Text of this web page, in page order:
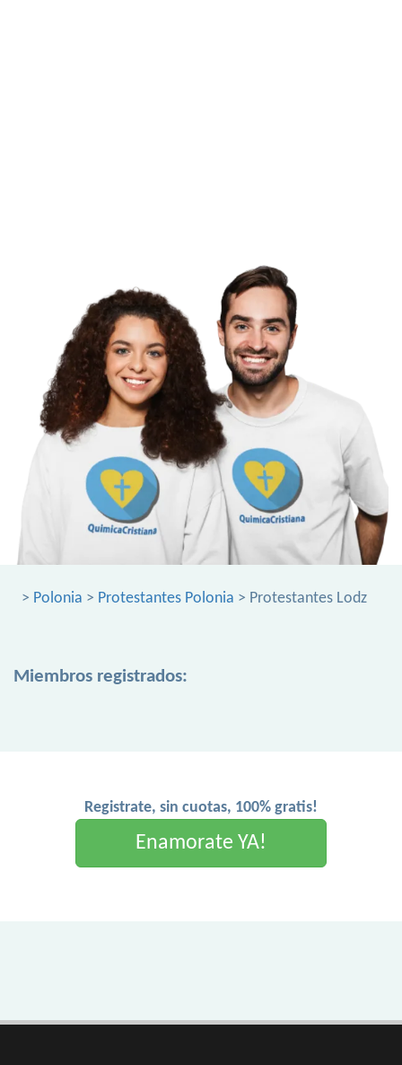
> Polonia > Protestantes Polonia > Protestantes Lodz
Miembros registrados:
Registrate, sin cuotas, 100% gratis!
Enamorate YA!